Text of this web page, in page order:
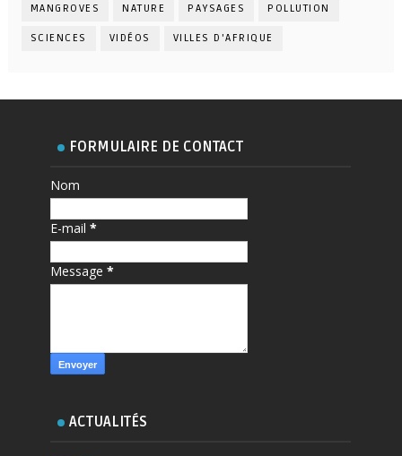
MANGROVES NATURE PAYSAGES POLLUTION
SCIENCES VIDÉOS VILLES D'AFRIQUE
FORMULAIRE DE CONTACT
Nom
E-mail*
Message*
ACTUALITÉS